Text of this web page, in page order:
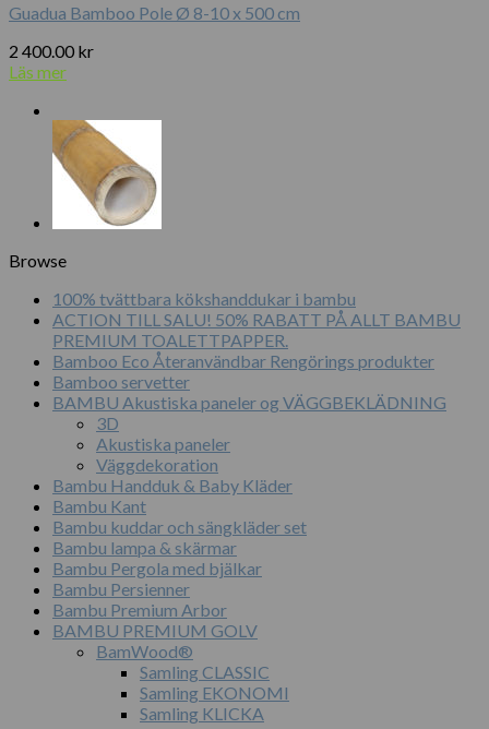
Guadua Bamboo Pole Ø 8-10 x 500 cm
2 400.00 kr
Läs mer
Browse
100% tvättbara kökshanddukar i bambu
ACTION TILL SALU! 50% RABATT PÅ ALLT BAMBU
PREMIUM TOALETTPAPPER.
Bamboo Eco Återanvändbar Rengörings produkter
Bamboo servetter
BAMBU Akustiska paneler og VÄGGBEKLÄDNING
3D
Akustiska paneler
Väggdekoration
Bambu Handduk & Baby Kläder
Bambu Kant
Bambu kuddar och sängkläder set
Bambu lampa & skärmar
Bambu Pergola med bjälkar
Bambu Persienner
Bambu Premium Arbor
BAMBU PREMIUM GOLV
BamWood®
Samling CLASSIC
Samling EKONOMI
Samling KLICKA